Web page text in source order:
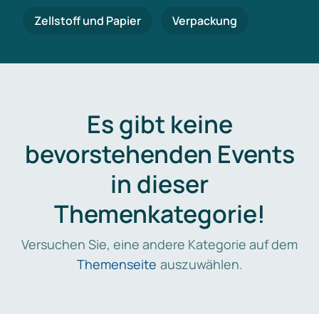
Zellstoff und Papier Verpackung
Es gibt keine
bevorstehenden Events
in dieser
Themenkategorie!
Versuchen Sie, eine andere Kategorie auf dem
Themenseite auszuwählen.